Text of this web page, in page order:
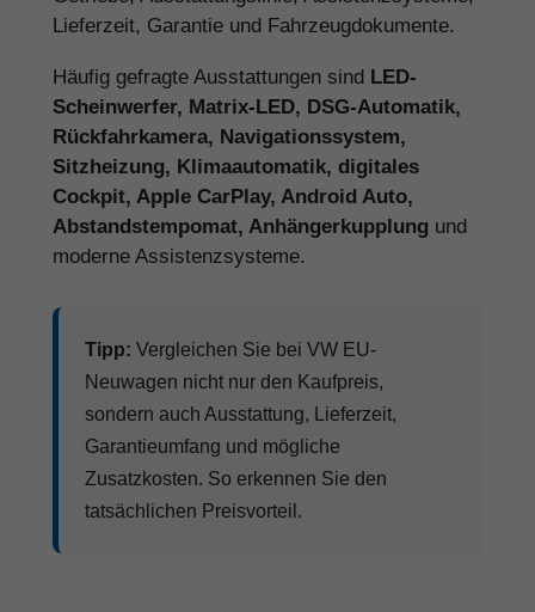
Lieferzeit, Garantie und Fahrzeugdokumente.
Häufig gefragte Ausstattungen sind LED-
Scheinwerfer, Matrix-LED, DSG-Automatik,
Rückfahrkamera, Navigationssystem,
Sitzheizung, Klimaautomatik, digitales
Cockpit, Apple CarPlay, Android Auto,
Abstandstempomat, Anhängerkupplung und
moderne Assistenzsysteme.
Tipp: Vergleichen Sie bei VW EU-
Neuwagen nicht nur den Kaufpreis,
sondern auch Ausstattung, Lieferzeit,
Garantieumfang und mögliche
Zusatzkosten. So erkennen Sie den
tatsächlichen Preisvorteil.